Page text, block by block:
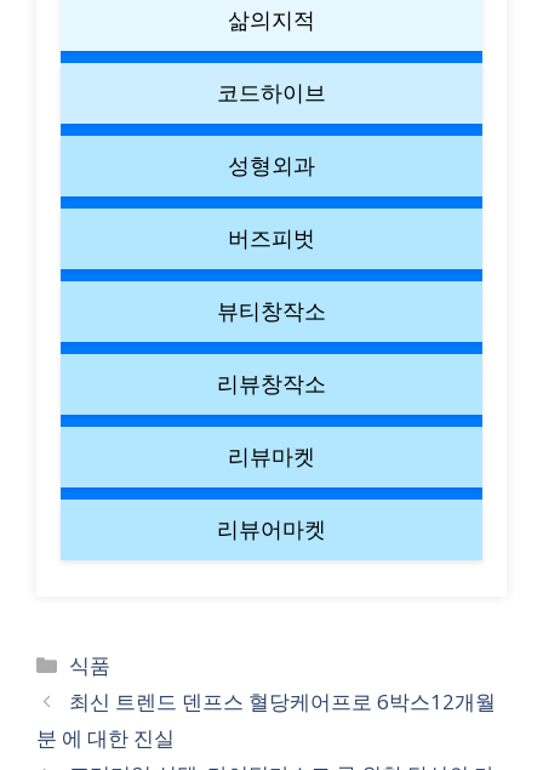
삶의지적
코드하이브
성형외과
버즈피벗
뷰티창작소
리뷰창작소
리뷰마켓
리뷰어마켓
Categories
식품
최신 트렌드 덴프스 혈당케어프로 6박스12개월
분 에 대한 진실